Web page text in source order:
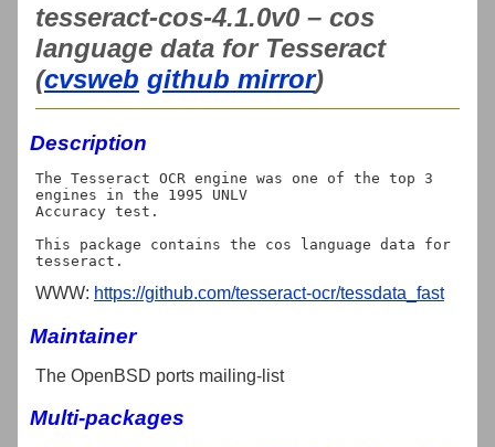
tesseract-cos-4.1.0v0 – cos
language data for Tesseract
(cvsweb github mirror)
Description
The Tesseract OCR engine was one of the top 3
engines in the 1995 UNLV
Accuracy test.
This package contains the cos language data for
WWW: https://github.com/tesseract-ocr/tessdata_fast
Maintainer
The OpenBSD ports mailing-list
Multi-packages